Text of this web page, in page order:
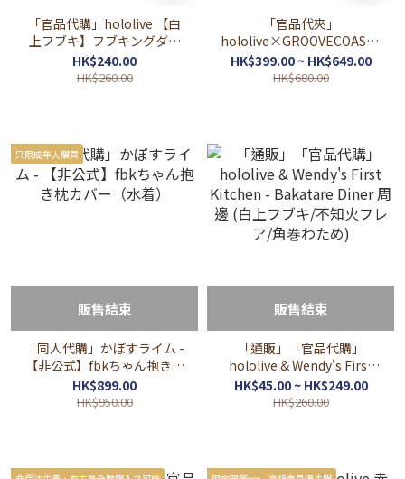
「官品代購」hololive 【白
上フブキ】フブキングダム
FOXフレンド T-Shirt
HK$240.00
HK$260.00
「官品代夾」
hololive×GROOVECOASTER
FUTURE PERFORMERS 耳
機/頸枕 さくらみこ/白上フ
HK$399.00 ~ HK$649.00
HK$680.00
只限成年人購買
販售結束
「同人代購」かぼすライム -
【非公式】fbkちゃん抱き枕
カバー（水着）
HK$899.00
HK$950.00
販售結束
「通販」「官品代購」
hololive & Wendy's First
Kitchen - Bakatare Diner
周邊 (白上フブキ/不知火フ
HK$45.00 ~ HK$249.00
HK$260.00